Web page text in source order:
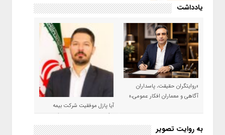
یادداشت
«روایتگران حقیقت، پاسداران
آگاهی و معماران افکار عمومی،»
آیا پازل موفقیت شرکت بیمه
حکمت صبا در سال ۱۴۰۵ کامل می
شود؟!
به روایت تصویر